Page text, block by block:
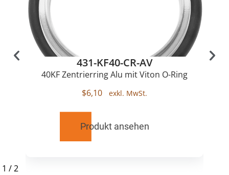
431-KF40-CR-AV
40KF Zentrierring Alu mit Viton O-Ring
$6,10
Produkt ansehen
1 /2